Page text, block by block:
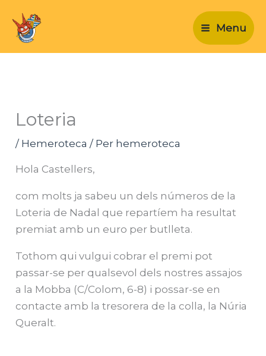
contingut
Menu
Loteria
/ Hemeroteca / Per hemeroteca
Hola Castellers,
com molts ja sabeu un dels números de la
Loteria de Nadal que repartíem ha resultat
premiat amb un euro per butlleta.
Tothom qui vulgui cobrar el premi pot
passar-se per qualsevol dels nostres assajos
a la Mobba (C/Colom, 6-8) i possar-se en
contacte amb la tresorera de la colla, la Núria
Queralt.